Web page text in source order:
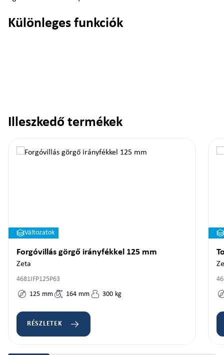
Különleges funkciók
Termékgaléria kihagyása
Illeszkedő termékek
Változatok
Forgóvillás görgő irányfékkel 125 mm
Zeta
4681IFP125P63
125 mm 164 mm 300 kg
RÉSZLETEK